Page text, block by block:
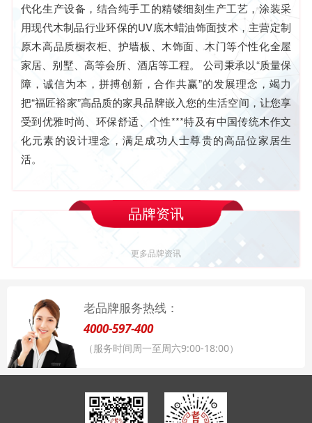
代化生产设备，结合纯手工的精镂细刻生产工艺，涂装采
用现代木制品行业环保的UV底木蜡油饰面技术，主营定制
原木高品质橱衣柜、护墙板、木饰面、木门等个性化全屋
家居、别墅、高等会所、酒店等工程。 公司秉承以“质量保
障，诚信为本，拼搏创新，合作共赢”的发展理念，竭力
把“福匠裕家”高品质的家具品牌嵌入您的生活空间，让您享
受到优雅时尚、环保舒适、个性***特及有中国传统木作文
化元素的设计理念，满足成功人士尊贵的高品位家居生
活。
品牌资讯
更多品牌资讯
老品牌服务热线：
4000-597-400
（服务时间周一至周六9:00-18:00）